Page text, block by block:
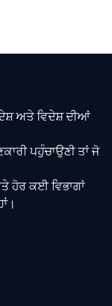
ਅਤੇ ਵਿਦੇਸ਼ ਦੀਆਂ
ਪਹੁੰਚਾਉਣੀ ਤਾਂ ਜੋ
ਹੋਰ ਕਈ ਵਿਭਾਗਾਂ